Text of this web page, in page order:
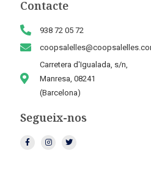
Contacte
938 72 05 72
Carretera d'Igualada, s/n,
Manresa, 08241
(Barcelona)
Segueix-nos